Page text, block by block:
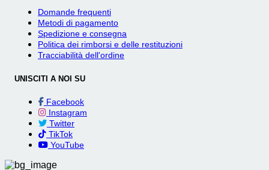
Domande frequenti
Metodi di pagamento
Spedizione e consegna
Politica dei rimborsi e delle restituzioni
Tracciabilità dell'ordine
UNISCITI A NOI SU
Facebook
Instagram
Twitter
TikTok
YouTube